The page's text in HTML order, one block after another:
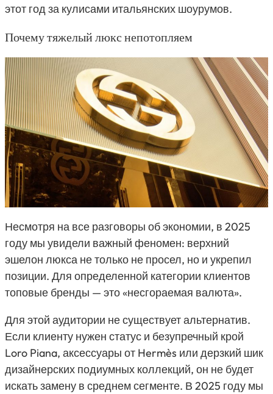
этот год за кулисами итальянских шоурумов.
Почему тяжелый люкс непотопляем
Несмотря на все разговоры об экономии, в 2025
году мы увидели важный феномен: верхний
эшелон люкса не только не просел, но и укрепил
позиции. Для определенной категории клиентов
топовые бренды — это «несгораемая валюта».
Для этой аудитории не существует альтернатив.
Если клиенту нужен статус и безупречный крой
Loro Piana, аксессуары от Hermès или дерзкий шик
дизайнерских подиумных коллекций, он не будет
искать замену в среднем сегменте. В 2025 году мы